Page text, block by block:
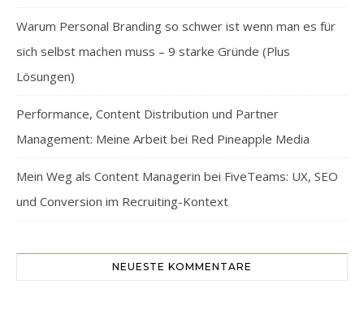
Warum Personal Branding so schwer ist wenn man es für
sich selbst machen muss – 9 starke Gründe (Plus
Lösungen)
Performance, Content Distribution und Partner
Management: Meine Arbeit bei Red Pineapple Media
Mein Weg als Content Managerin bei FiveTeams: UX, SEO
und Conversion im Recruiting-Kontext
NEUESTE KOMMENTARE